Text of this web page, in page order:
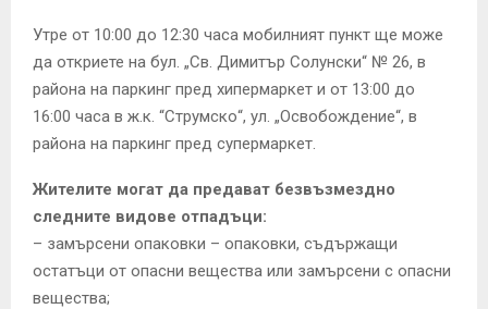
Утре от 10:00 до 12:30 часа мобилният пункт ще може
да откриете на бул. „Св. Димитър Солунски“ № 26, в
района на паркинг пред хипермаркет и от 13:00 до
16:00 часа в ж.к. “Струмско“, ул. „Освобождение“, в
района на паркинг пред супермаркет.
Жителите могат да предават безвъзмездно
следните видове отпадъци:
– замърсени опаковки – опаковки, съдържащи
остатъци от опасни вещества или замърсени с опасни
вещества;